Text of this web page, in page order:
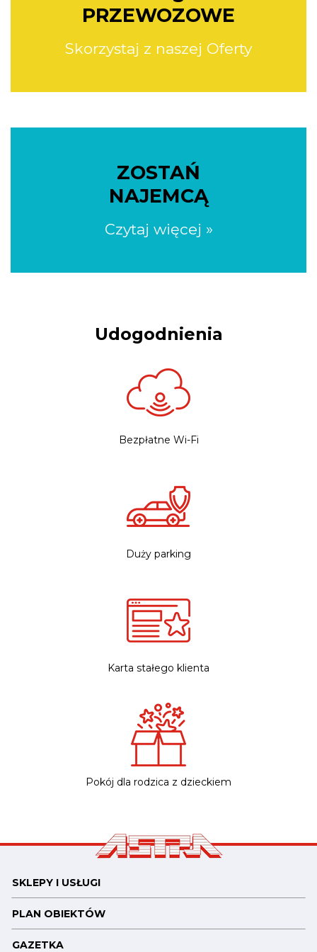
PRZEWOZOWE
Skorzystaj z naszej Oferty
ZOSTAŃ
NAJEMCĄ
Czytaj więcej »
Udogodnienia
Bezpłatne Wi-Fi
Duży parking
Karta stałego klienta
Pokój dla rodzica z dzieckiem
SKLEPY I USŁUGI
PLAN OBIEKTÓW
GAZETKA